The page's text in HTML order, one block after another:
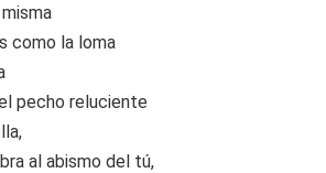
como la loma
pecho reluciente
al abismo del tú,